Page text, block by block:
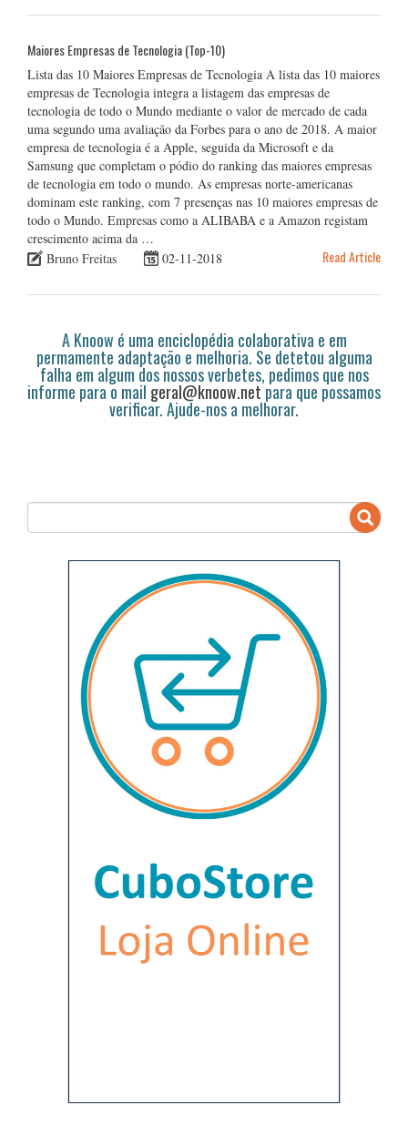
Maiores Empresas de Tecnologia (Top-10)
Lista das 10 Maiores Empresas de Tecnologia A lista das 10 maiores
empresas de Tecnologia integra a listagem das empresas de
tecnologia de todo o Mundo mediante o valor de mercado de cada
uma segundo uma avaliação da Forbes para o ano de 2018. A maior
empresa de tecnologia é a Apple, seguida da Microsoft e da
Samsung que completam o pódio do ranking das maiores empresas
de tecnologia em todo o mundo. As empresas norte-americanas
dominam este ranking, com 7 presenças nas 10 maiores empresas de
todo o Mundo. Empresas como a ALIBABA e a Amazon registam
crescimento acima da …
Bruno Freitas
02-11-2018 Read Article
A Knoow é uma enciclopédia colaborativa e em
permamente adaptação e melhoria. Se detetou alguma
falha em algum dos nossos verbetes, pedimos que nos
informe para o mail geral@knoow.netpara que possamos
verificar. Ajude-nos a melhorar.